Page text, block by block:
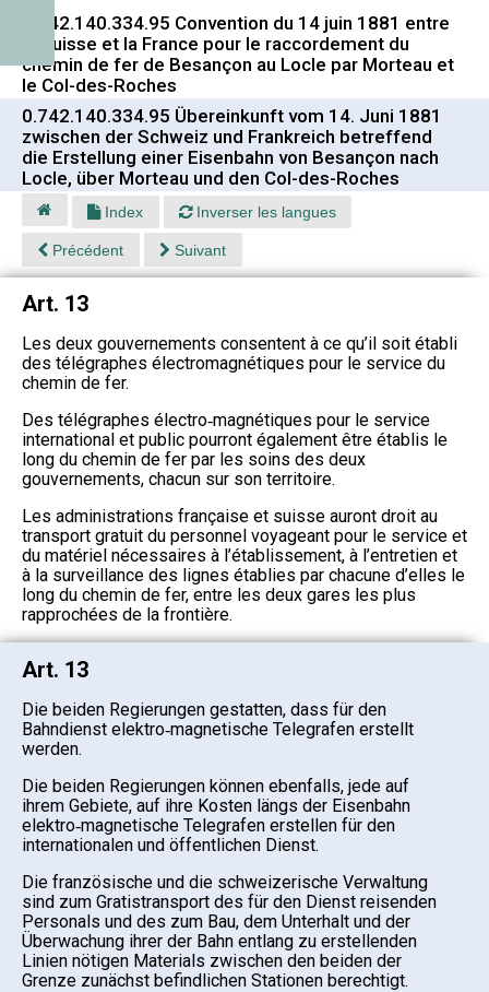
0.742.140.334.95 Convention du 14 juin 1881 entre
la Suisse et la France pour le raccordement du
chemin de fer de Besançon au Locle par Morteau et
le Col-des-Roches
0.742.140.334.95 Übereinkunft vom 14. Juni 1881
zwischen der Schweiz und Frankreich betreffend
die Erstellung einer Eisenbahn von Besançon nach
Locle, über Morteau und den Col-des-Roches
Index Inverser les langues
Précédent Suivant
Art. 13
Les deux gouvernements consentent à ce qu’il soit établi
des télégraphes électromagnétiques pour le service du
chemin de fer.
Des télégraphes électro‑magnétiques pour le service
international et public pourront également être établis le
long du chemin de fer par les soins des deux
gouvernements, chacun sur son territoire.
Les administrations française et suisse auront droit au
transport gratuit du personnel voyageant pour le service et
du matériel nécessaires à l’établissement, à l’entretien et
à la surveillance des lignes établies par chacune d’elles le
long du chemin de fer, entre les deux gares les plus
rapprochées de la frontière.
Art. 13
Die beiden Regierungen gestatten, dass für den
Bahndienst elektro‑magnetische Telegrafen erstellt
werden.
Die beiden Regierungen können ebenfalls, jede auf
ihrem Gebiete, auf ihre Kosten längs der Eisenbahn
elektro‑magnetische Telegrafen erstellen für den
internationalen und öffentlichen Dienst.
Die französische und die schweizerische Verwaltung
sind zum Gratistransport des für den Dienst reisenden
Personals und des zum Bau, dem Unterhalt und der
Überwachung ihrer der Bahn entlang zu erstellenden
Linien nötigen Materials zwischen den beiden der
Grenze zunächst befindlichen Stationen berechtigt.